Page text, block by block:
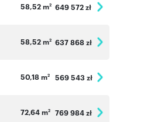
58,52 m2 649 572 zł
58,52 m2 637 868 zł
50,18 m2 569 543 zł
72,64 m2 769 984 zł